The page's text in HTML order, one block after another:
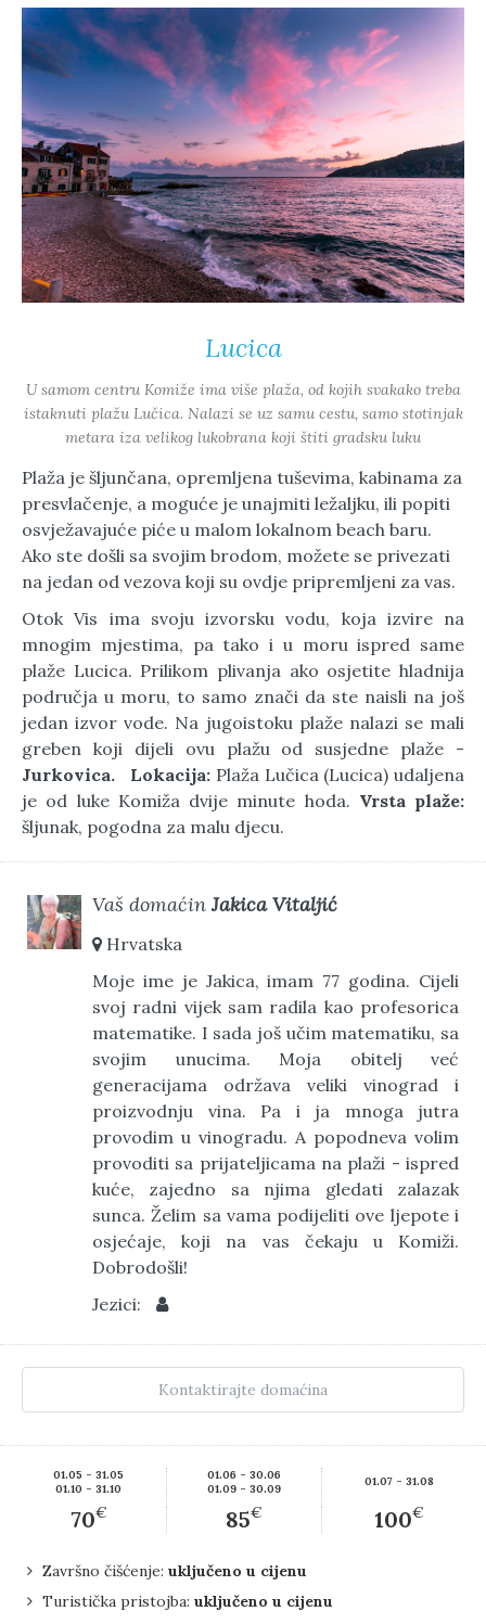
Lucica
U samom centru Komiže ima više plaža, od kojih svakako treba
istaknuti plažu Lučica. Nalazi se uz samu cestu, samo stotinjak
metara iza velikog lukobrana koji štiti gradsku luku
Plaža je šljunčana, opremljena tuševima, kabinama za
presvlačenje, a moguće je unajmiti ležaljku, ili popiti
osvježavajuće piće u malom lokalnom beach baru.
Ako ste došli sa svojim brodom, možete se privezati
na jedan od vezova koji su ovdje pripremljeni za vas.
Otok Vis ima svoju izvorsku vodu, koja izvire na
mnogim mjestima, pa tako i u moru ispred same
plaže Lucica. Prilikom plivanja ako osjetite hladnija
područja u moru, to samo znači da ste naisli na još
jedan izvor vode. Na jugoistoku plaže nalazi se mali
greben koji dijeli ovu plažu od susjedne plaže -
Jurkovica.
Lokacija: Plaža Lučica (Lucica) udaljena
je od luke Komiža dvije minute hoda. Vrsta plaže:
šljunak, pogodna za malu djecu.
Vaš domaćinJakica Vitaljić
Hrvatska
Moje ime je Jakica, imam 77 godina. Cijeli
svoj radni vijek sam radila kao profesorica
matematike. I sada još učim matematiku, sa
svojim unucima. Moja obitelj već
generacijama održava veliki vinograd i
proizvodnju vina. Pa i ja mnoga jutra
provodim u vinogradu. A popodneva volim
provoditi sa prijateljicama na plaži - ispred
kuće, zajedno sa njima gledati zalazak
sunca. Želim sa vama podijeliti ove ljepote i
osjećaje, koji na vas čekaju u Komiži.
Dobrodošli!
Jezici:
Kontaktirajte domaćina
01.05 - 31.05
01.10 - 31.10
01.06 - 30.06
01.09 - 30.09
01.07 - 31.08
70€ 85€ 100€
Završno čišćenje: uključeno u cijenu
Turistička pristojba: uključeno u cijenu